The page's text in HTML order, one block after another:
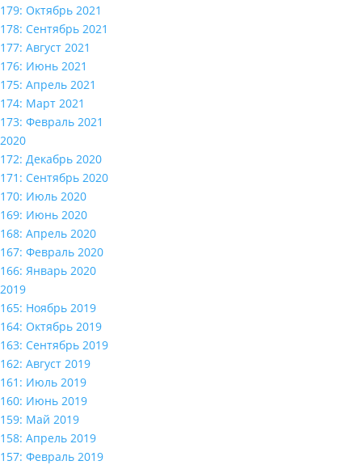
179: Октябрь 2021
178: Сентябрь 2021
177: Август 2021
176: Июнь 2021
175: Апрель 2021
174: Март 2021
173: Февраль 2021
2020
172: Декабрь 2020
171: Сентябрь 2020
170: Июль 2020
169: Июнь 2020
168: Апрель 2020
167: Февраль 2020
166: Январь 2020
2019
165: Ноябрь 2019
164: Октябрь 2019
163: Сентябрь 2019
162: Август 2019
161: Июль 2019
160: Июнь 2019
159: Май 2019
158: Апрель 2019
157: Февраль 2019